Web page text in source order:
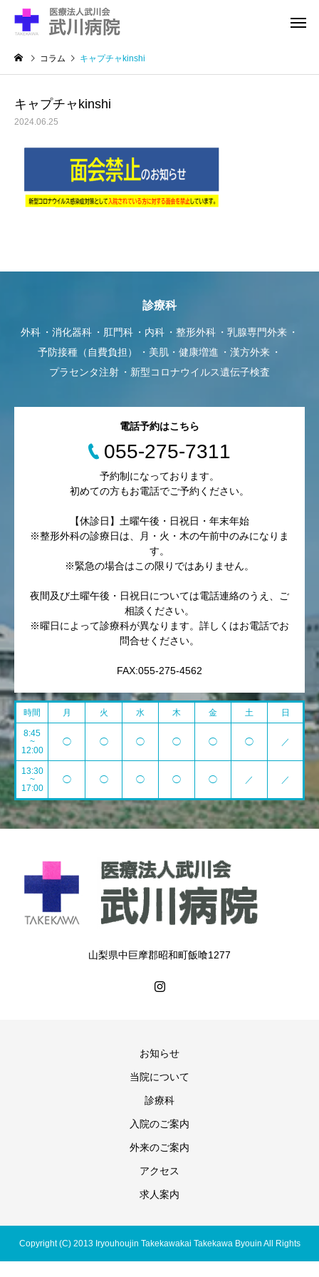
コラム キャプチャkinshi
キャプチャkinshi
2024.06.25
診療科
外科 消化器科 肛門科 内科 整形外科
乳腺専門外来
予防接種（自費負担）
美肌・健康増進
漢方外来
プラセンタ注射
新型コロナウイルス遺伝子検査
電話予約はこちら
055-275-7311
予約制になっております。
初めての方もお電話でご予約ください。
【休診日】土曜午後・日祝日・年末年始
※整形外科の診療日は、月・火・木の午前中のみになりま
す。
※緊急の場合はこの限りではありません。
夜間及び土曜午後・日祝日については電話連絡のうえ、ご
相談ください。
※曜日によって診療科が異なります。詳しくはお電話でお
問合せください。
FAX:055-275-4562
時間 月 火 水 木 金 土 日
8:45
~
12:00
◯ ◯ ◯ ◯ ◯ ◯ ／
13:30
~
17:00
◯ ◯ ◯ ◯ ◯ ／ ／
山梨県中巨摩郡昭和町飯喰1277
お知らせ
当院について
診療科
入院のご案内
外来のご案内
アクセス
求人案内
Copyright (C) 2013 Iryouhoujin Takekawakai Takekawa Byouin All Rights